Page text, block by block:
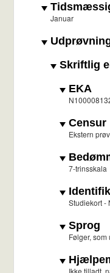
Januar
Skriftlig
EKA
Censur
Ekstern
7-trinsskala
Studiekort -
Sprog
Følger,